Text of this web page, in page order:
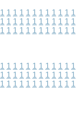
1 1 1 1 1 1 1 1 1 1 1 1
1 1 1 1 1 1 1 1 1 1 1 1
1 1 1 1 1 1 1 1 1 1 1 1
1 1 1 1 1 1 1 1 1 1 1 1
1 1 1 1 1 1 1 1 1 1 1 1
1 1 1 1 1 1 1 1 1 1 1 1